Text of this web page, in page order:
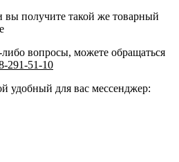
получите такой же товарный
либо вопросы, можете обращаться
291-51-10
удобный для вас мессенджер: